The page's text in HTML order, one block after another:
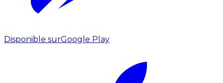
Disponible surGoogle Play